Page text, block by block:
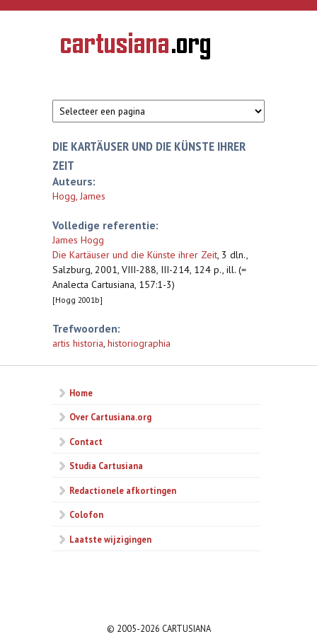
Overslaan en naar de inhoud gaan
CARTUSIANA
Geschiedenis
van de
DIE KARTÄUSER UND DIE KÜNSTE IHRER
ZEIT
Auteurs:
Hogg, James
Volledige referentie:
James Hogg
Die Kartäuser und die Künste ihrer Zeit, 3 dln.,
Salzburg, 2001, VIII-288, III-214, 124 p., ill. (=
Analecta Cartusiana, 157:1-3)
[Hogg 2001b]
Trefwoorden:
artis historia, historiographia
Home
Over Cartusiana.org
Contact
Studia Cartusiana
Redactionele afkortingen
Colofon
Laatste wijzigingen
© 2005-2026 CARTUSIANA